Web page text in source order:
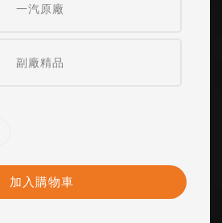
一汽原廠
副廠精品
加入購物車